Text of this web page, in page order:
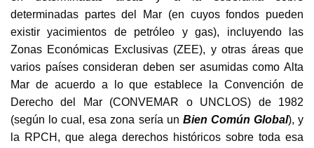
determinadas partes del Mar (en cuyos fondos pueden
existir yacimientos de petróleo y gas), incluyendo las
Zonas Económicas Exclusivas (ZEE), y otras áreas que
varios países consideran deben ser asumidas como Alta
Mar de acuerdo a lo que establece la Convención de
Derecho del Mar (CONVEMAR o UNCLOS) de 1982
(según lo cual, esa zona sería un Bien Común Global), y
la RPCH, que alega derechos históricos sobre toda esa